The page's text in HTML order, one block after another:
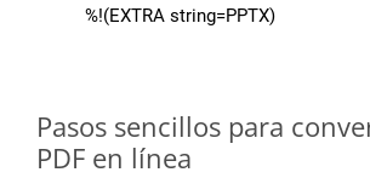
%!(EXTRA string=PPTX)
Pasos sencillos para
PDF en línea